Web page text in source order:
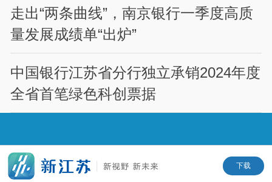
走出“两条曲线”，南京银行一季度高质
量发展成绩单“出炉”
中国银行江苏省分行独立承销2024年度
全省首笔绿色科创票据
下载